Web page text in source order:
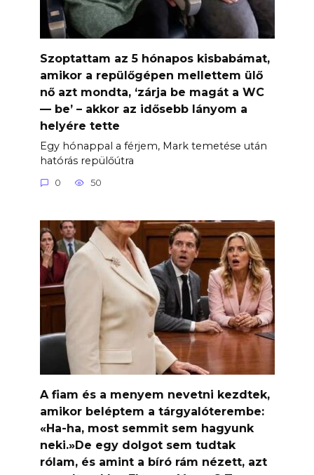
Szoptattam az 5 hónapos kisbabámat,
amikor a repülőgépen mellettem ülő
nő azt mondta, ‘zárja be magát a WC
— be’ – akkor az idősebb lányom a
helyére tette
Egy hónappal a férjem, Mark temetése után
hatórás repülőútra
0 50
A fiam és a menyem nevetni kezdtek,
amikor beléptem a tárgyalóterembe:
«Ha-ha, most semmit sem hagyunk
neki.»De egy dolgot sem tudtak
rólam, és amint a bíró rám nézett, azt